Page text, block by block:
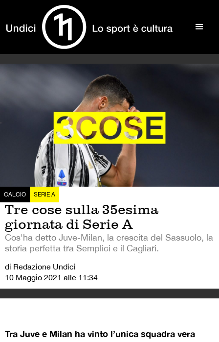
CALCIO SERIE A
Tre cose sulla 35esima
giornata di Serie A
Cos'ha detto Juve-Milan, la crescita del Sassuolo, la
storia perfetta tra Semplici e il Cagliari.
di Redazione Undici
10 Maggio 2021 alle 11:34
Tra Juve e Milan ha vinto l’unica squadra vera